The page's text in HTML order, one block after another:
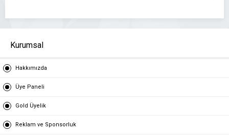
Kurumsal
Hakkımızda
Üye Paneli
Gold Üyelik
Reklam ve Sponsorluk